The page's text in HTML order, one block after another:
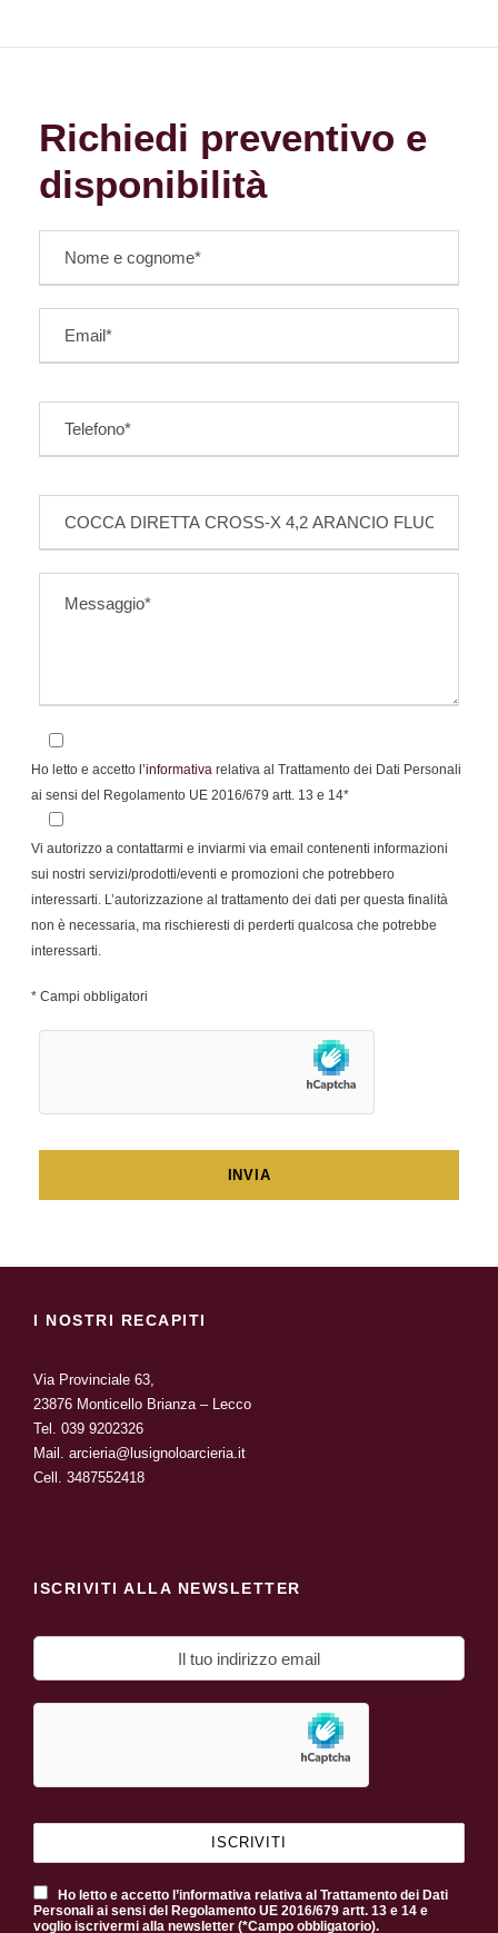
Richiedi preventivo e
disponibilità
Ho letto e accetto l’informativa relativa al Trattamento dei Dati Personali
ai sensi del Regolamento UE 2016/679 artt. 13 e 14*
Vi autorizzo a contattarmi e inviarmi via email contenenti informazioni
sui nostri servizi/prodotti/eventi e promozioni che potrebbero
interessarti. L’autorizzazione al trattamento dei dati per questa finalità
non è necessaria, ma rischieresti di perderti qualcosa che potrebbe
interessarti.
* Campi obbligatori
I NOSTRI RECAPITI
Via Provinciale 63,
23876 Monticello Brianza – Lecco
Tel. 039 9202326
Mail. arcieria@lusignoloarcieria.it
Cell. 3487552418
ISCRIVITI ALLA NEWSLETTER
Ho letto e accetto l’informativa relativa al Trattamento dei Dati
Personali ai sensi del Regolamento UE 2016/679 artt. 13 e 14 e
voglio iscrivermi alla newsletter (*Campo obbligatorio).